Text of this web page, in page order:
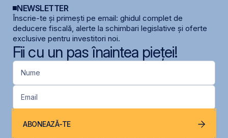
NEWSLETTER
Înscrie-te și primești pe email: ghidul complet de
deducere fiscală, alerte la schimbari legislative și oferte
exclusive pentru investitori noi.
Fii cu un pas înaintea pieței!
Nume
Email
ABONEAZĂ-TE